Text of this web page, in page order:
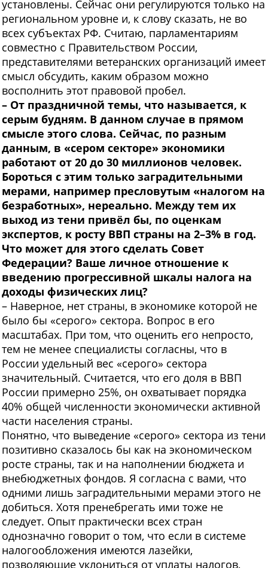
установлены. Сейчас они регулируются только на
региональном уровне и, к слову сказать, не во
всех субъектах РФ. Считаю, парламентариям
совместно с Правительством России,
представителями ветеранских организаций имеет
смысл обсудить, каким образом можно
восполнить этот правовой пробел.
– От праздничной темы, что называется, к
серым будням. В данном случае в прямом
смысле этого слова. Сейчас, по разным
данным, в «сером секторе» экономики
работают от 20 до 30 миллионов человек.
Бороться с этим только заградительными
мерами, например пресловутым «налогом на
безработных», нереально. Между тем их
выход из тени привёл бы, по оценкам
экспертов, к росту ВВП страны на 2–3% в год.
Что может для этого сделать Совет
Федерации? Ваше личное отношение к
введению прогрессивной шкалы налога на
доходы физических лиц?
– Наверное, нет страны, в экономике которой не
было бы «серого» сектора. Вопрос в его
масштабах. При том, что оценить его непросто,
тем не менее специалисты согласны, что в
России удельный вес «серого» сектора
значительный. Считается, что его доля в ВВП
России примерно 25%, он охватывает порядка
40% общей численности экономически активной
части населения страны.
Понятно, что выведение «серого» сектора из тени
позитивно сказалось бы как на экономическом
росте страны, так и на наполнении бюджета и
внебюджетных фондов. Я согласна с вами, что
одними лишь заградительными мерами этого не
добиться. Хотя пренебрегать ими тоже не
следует. Опыт практически всех стран
однозначно говорит о том, что если в системе
налогообложения имеются лазейки,
позволяющие уклониться от уплаты налогов,